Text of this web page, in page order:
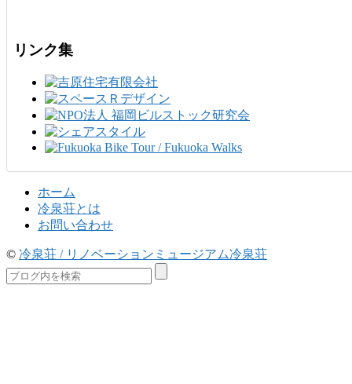
リンク集
ホーム
冷泉荘とは
お問い合わせ
© 冷泉荘 / リノベーションミュージアム冷泉荘